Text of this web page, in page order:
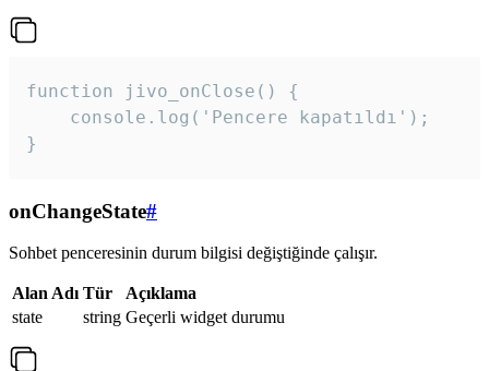
function jivo_onClose() {
    console.log('Pencere kapatıldı');
}
onChangeState#
Sohbet penceresinin durum bilgisi değiştiğinde çalışır.
Alan Adı Tür
Açıklama
state
string Geçerli widget durumu